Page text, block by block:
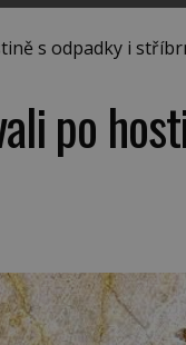
s odpadky i
po